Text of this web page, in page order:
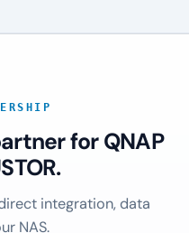
for QNAP
integration, data
NAS.